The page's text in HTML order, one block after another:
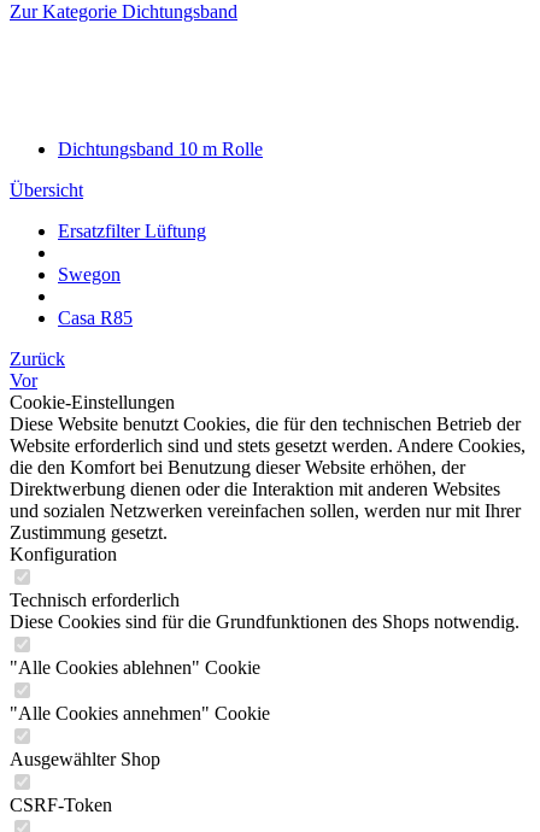
Zur Kategorie Dichtungsband
Dichtungsband 10 m Rolle
Übersicht
Ersatzfilter Lüftung
Swegon
Casa R85
Zurück
Vor
Cookie-Einstellungen
Diese Website benutzt Cookies, die für den technischen Betrieb der
Website erforderlich sind und stets gesetzt werden. Andere Cookies,
die den Komfort bei Benutzung dieser Website erhöhen, der
Direktwerbung dienen oder die Interaktion mit anderen Websites
und sozialen Netzwerken vereinfachen sollen, werden nur mit Ihrer
Zustimmung gesetzt.
Konfiguration
Technisch erforderlich
Diese Cookies sind für die Grundfunktionen des Shops notwendig.
"Alle Cookies ablehnen" Cookie
"Alle Cookies annehmen" Cookie
Ausgewählter Shop
CSRF-Token